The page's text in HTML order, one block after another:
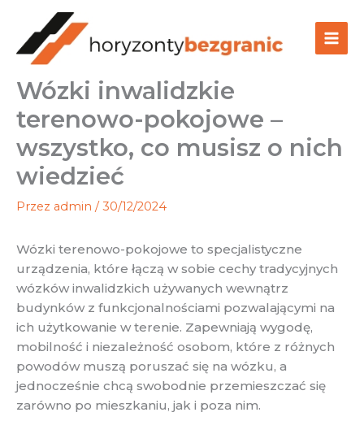
treści
Wózki inwalidzkie
terenowo-pokojowe –
wszystko, co musisz o nich
wiedzieć
Przez admin / 30/12/2024
Wózki terenowo-pokojowe to specjalistyczne
urządzenia, które łączą w sobie cechy tradycyjnych
wózków inwalidzkich używanych wewnątrz
budynków z funkcjonalnościami pozwalającymi na
ich użytkowanie w terenie. Zapewniają wygodę,
mobilność i niezależność osobom, które z różnych
powodów muszą poruszać się na wózku, a
jednocześnie chcą swobodnie przemieszczać się
zarówno po mieszkaniu, jak i poza nim.